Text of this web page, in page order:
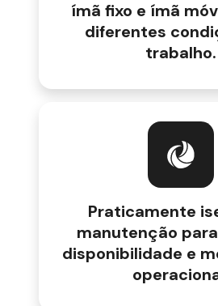
ímã fixo e ímã
diferentes
trabalho.
Praticamente
manutenção
disponibilidade e